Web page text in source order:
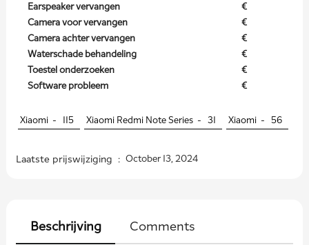
Earspeaker vervangen
€
Camera voor vervangen
€
Camera achter vervangen
€
Waterschade behandeling
€
Toestel onderzoeken
€
Software probleem
€
Xiaomi - 115 Xiaomi Redmi Note Series - 31 Xiaomi - 56
Laatste prijswijziging : October 13, 2024
Beschrijving Comments